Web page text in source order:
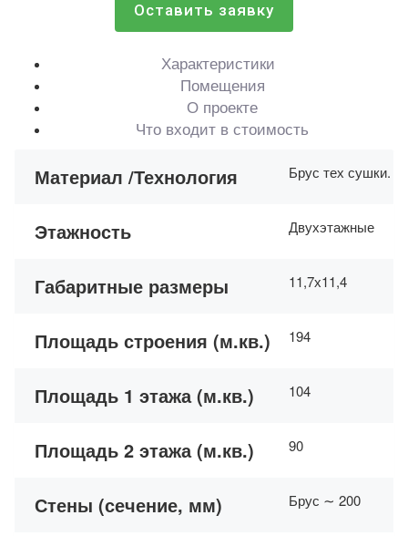
Оставить заявку
Характеристики
Помещения
О проекте
Что входит в стоимость
Материал /Технология Брус тех сушки.
Этажность Двухэтажные
Габаритные размеры 11,7х11,4
Площадь строения (м.кв.) 194
Площадь 1 этажа (м.кв.) 104
Площадь 2 этажа (м.кв.) 90
Стены (сечение, мм) Брус ∼ 200